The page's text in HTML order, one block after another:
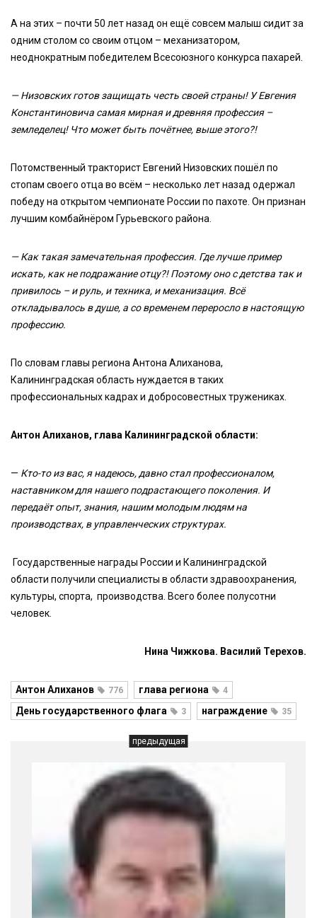
А на этих – почти 50 лет назад он ещё совсем малыш сидит за
одним столом со своим отцом – механизатором,
неоднократным победителем Всесоюзного конкурса пахарей.
— Низовских готов защищать честь своей страны! У Евгения
Константиновича самая мирная и древняя профессия –
земледелец! Что может быть почётнее, выше этого?!
Потомственный тракторист Евгений Низовских пошёл по
стопам своего отца во всём – несколько лет назад одержал
победу на открытом чемпионате России по пахоте. Он признан
лучшим комбайнёром Гурьевского района.
— Как такая замечательная профессия. Где лучше пример
искать, как не подражание отцу?! Поэтому оно с детства так и
привилось – и руль, и техника, и механизация. Всё
откладывалось в душе, а со временем переросло в настоящую
профессию.
По словам главы региона Антона Алиханова,
Калининградская область нуждается в таких
профессиональных кадрах и добросовестных тружениках.
Антон Алиханов, глава Калининградской области:
— Кто-то из вас, я надеюсь, давно стал профессионалом,
наставником для нашего подрастающего поколения. И
передаёт опыт, знания, нашим молодым людям на
производствах, в управленческих структурах.
Государственные награды России и Калининградской
области получили специалисты в области здравоохранения,
культуры, спорта, производства. Всего более полусотни
человек.
Нина Чижкова. Василий Терехов.
Антон Алиханов 776 глава региона 4
День государственного флага 3 награждение 35
предыдущая